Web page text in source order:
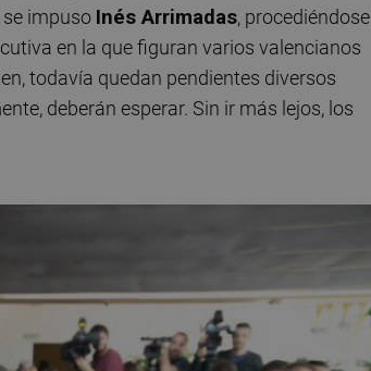
impuso Inés Arrimadas, procediéndose
en la que figuran varios valencianos
todavía quedan pendientes diversos
deberán esperar. Sin ir más lejos, los